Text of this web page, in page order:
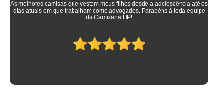
As melhores camisas que vestem meus filhos desde a adolescência até os
dias atuais em que trabalham como advogados. Parabéns à toda equipe
da Camisaria HP!